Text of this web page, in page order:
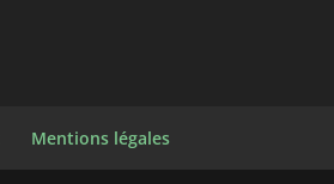
Mentions légales